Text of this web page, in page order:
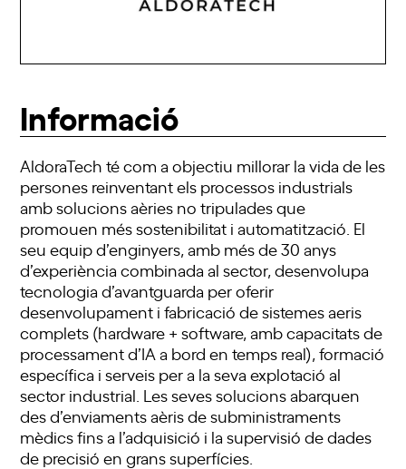
Informació
AldoraTech té com a objectiu millorar la vida de les
persones reinventant els processos industrials
amb solucions aèries no tripulades que
promouen més sostenibilitat i automatització. El
seu equip d’enginyers, amb més de 30 anys
d’experiència combinada al sector, desenvolupa
tecnologia d’avantguarda per oferir
desenvolupament i fabricació de sistemes aeris
complets (hardware + software, amb capacitats de
processament d’IA a bord en temps real), formació
específica i serveis per a la seva explotació al
sector industrial. Les seves solucions abarquen
des d’enviaments aèris de subministraments
mèdics fins a l’adquisició i la supervisió de dades
de precisió en grans superfícies.